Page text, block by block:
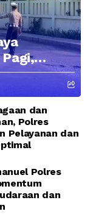
dan
Polres
Pelayanan dan
Polres
dan